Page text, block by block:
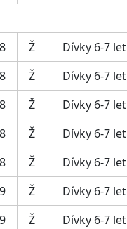
Ž Dívky 6-7 let
Ž Dívky 6-7 let
Ž Dívky 6-7 let
Ž Dívky 6-7 let
Ž Dívky 6-7 let
Ž Dívky 6-7 let
Ž Dívky 6-7 let